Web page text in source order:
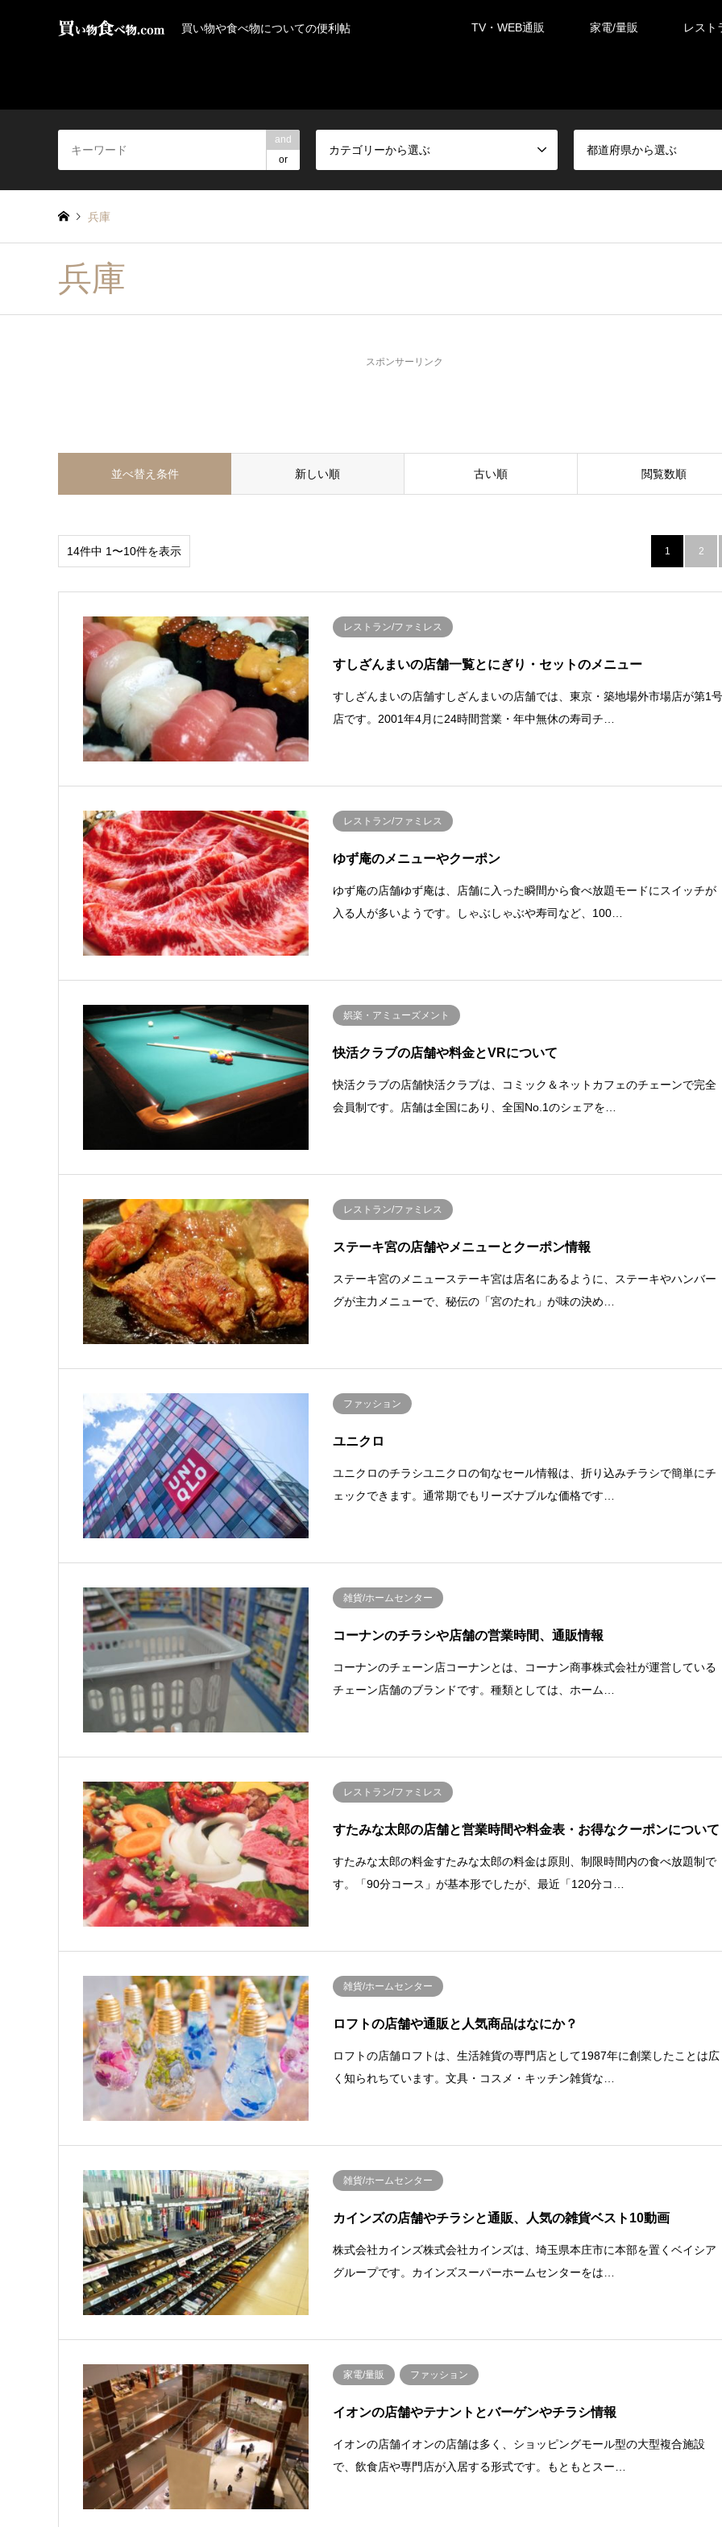
買い物や食べ物についての便利帖 TV・WEB通販 家電/量販 レスト
and
or
カテゴリーから選ぶ 都道府県から選ぶ
兵庫
兵庫
スポンサーリンク
並べ替え条件 新しい順 古い順 閲覧数順
14件中 1〜10件を表示 1 2
レストラン/ファミレス
すしざんまいの店舗一覧とにぎり・セットのメニュー
すしざんまいの店舗すしざんまいの店舗では、東京・築地場外市場店が第1号
店です。2001年4月に24時間営業・年中無休の寿司チ…
レストラン/ファミレス
ゆず庵のメニューやクーポン
ゆず庵の店舗ゆず庵は、店舗に入った瞬間から食べ放題モードにスイッチが
入る人が多いようです。しゃぶしゃぶや寿司など、100…
娯楽・アミューズメント
快活クラブの店舗や料金とVRについて
快活クラブの店舗快活クラブは、コミック＆ネットカフェのチェーンで完全
会員制です。店舗は全国にあり、全国No.1のシェアを…
レストラン/ファミレス
ステーキ宮の店舗やメニューとクーポン情報
ステーキ宮のメニューステーキ宮は店名にあるように、ステーキやハンバー
グが主力メニューで、秘伝の「宮のたれ」が味の決め…
ファッション
ユニクロ
ユニクロのチラシユニクロの旬なセール情報は、折り込みチラシで簡単にチ
ェックできます。通常期でもリーズナブルな価格です…
雑貨/ホームセンター
コーナンのチラシや店舗の営業時間、通販情報
コーナンのチェーン店コーナンとは、コーナン商事株式会社が運営している
チェーン店舗のブランドです。種類としては、ホーム…
レストラン/ファミレス
すたみな太郎の店舗と営業時間や料金表・お得なクーポンについて
すたみな太郎の料金すたみな太郎の料金は原則、制限時間内の食べ放題制で
す。「90分コース」が基本形でしたが、最近「120分コ…
雑貨/ホームセンター
ロフトの店舗や通販と人気商品はなにか？
ロフトの店舗ロフトは、生活雑貨の専門店として1987年に創業したことは広
く知られちています。文具・コスメ・キッチン雑貨な…
雑貨/ホームセンター
カインズの店舗やチラシと通販、人気の雑貨ベスト10動画
株式会社カインズ株式会社カインズは、埼玉県本庄市に本部を置くベイシア
グループです。カインズスーパーホームセンターをは…
家電/量販 ファッション
イオンの店舗やテナントとバーゲンやチラシ情報
イオンの店舗イオンの店舗は多く、ショッピングモール型の大型複合施設
で、飲食店や専門店が入居する形式です。もともとスー…